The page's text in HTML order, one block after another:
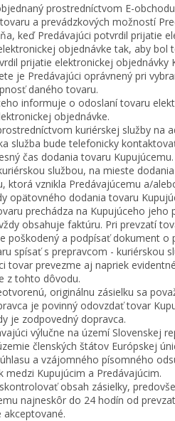
prostredníctvom E-
a prevádzkových možností
keď Predávajúci potvrdil prijatie
objednávke tak, aby
prijatie elektronickej objednávky
je Predávajúci oprávnený pri
daného tovaru.
informuje o odoslaní tovaru
objednávke.
kuriérskej služby na
služba bude telefonicky
čas dodania tovaru
službou, na mieste
ktorá vznikla Predávajúcemu a/
opätovného dodania tovaru
prechádza na Kupujúceho jeho
obsahuje faktúru. Pri prevzatí
poškodený a podpísať dokument o
spísať s prepravcom - kuriérskou
tovar prevezme aj napriek
z tohto dôvodu.
originálnu zásielku sa
je povinný odovzdať tovar
je zodpovedný dopravca.
výlučne na území Slovenskej
členských štátov Európskej
a vzájomného písomného
medzi Kupujúcim a Predávajúcim.
obsah zásielky,
najneskôr do 24 hodín od
akceptované.